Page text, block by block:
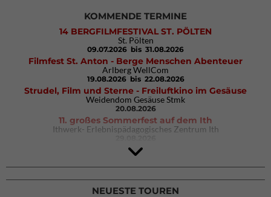
KOMMENDE TERMINE
14 BERGFILMFESTIVAL ST. PÖLTEN
St. Pölten
09.07.2026 bis 31.08.2026
Filmfest St. Anton - Berge Menschen Abenteuer
Arlberg WellCom
19.08.2026 bis 22.08.2026
Strudel, Film und Sterne - Freiluftkino im Gesäuse
Weidendom Gesäuse Stmk
20.08.2026
11. großes Sommerfest auf dem Ith
Ithwerk- Erlebnispädagogisches Zentrum Ith
4Blocs KIDS 2026
DAV Kletter- & Boulderzentrum München Süd (Thalkirchen)
26.09.2026
NEUESTE TOUREN